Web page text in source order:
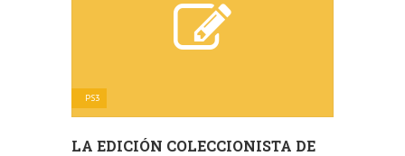
PS3
LA EDICIÓN COLECCIONISTA DE